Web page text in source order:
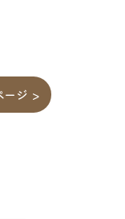
ージ >